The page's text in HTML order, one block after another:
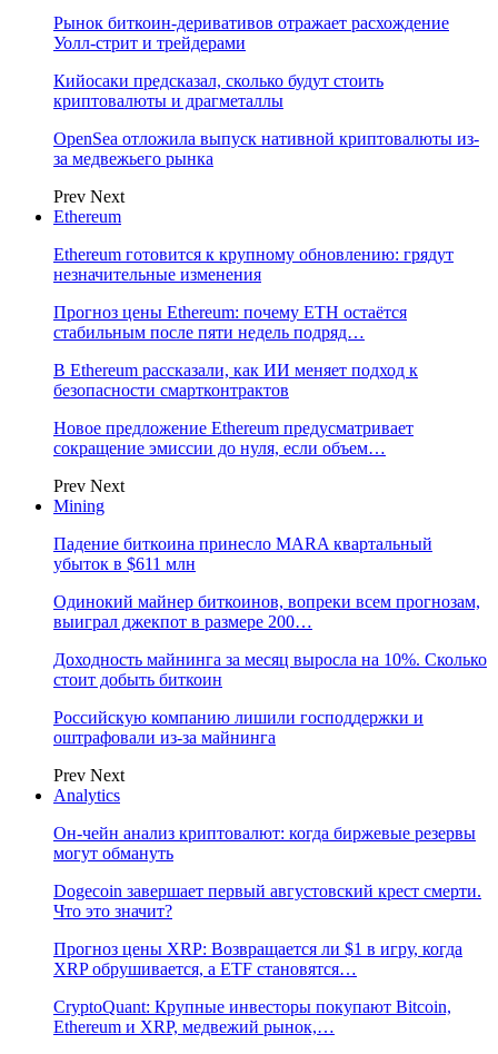
Рынок биткоин-деривативов отражает расхождение
Уолл-стрит и трейдерами
Кийосаки предсказал, сколько будут стоить
криптовалюты и драгметаллы
OpenSea отложила выпуск нативной криптовалюты из-
за медвежьего рынка
Prev Next
Ethereum
Ethereum готовится к крупному обновлению: грядут
незначительные изменения
Прогноз цены Ethereum: почему ETH остаётся
стабильным после пяти недель подряд…
В Ethereum рассказали, как ИИ меняет подход к
безопасности смартконтрактов
Новое предложение Ethereum предусматривает
сокращение эмиссии до нуля, если объем…
Prev Next
Mining
Падение биткоина принесло MARA квартальный
убыток в $611 млн
Одинокий майнер биткоинов, вопреки всем прогнозам,
выиграл джекпот в размере 200…
Доходность майнинга за месяц выросла на 10%. Сколько
стоит добыть биткоин
Российскую компанию лишили господдержки и
оштрафовали из-за майнинга
Prev Next
Analytics
Он-чейн анализ криптовалют: когда биржевые резервы
могут обмануть
Dogecoin завершает первый августовский крест смерти.
Что это значит?
Прогноз цены XRP: Возвращается ли $1 в игру, когда
XRP обрушивается, а ETF становятся…
CryptoQuant: Крупные инвесторы покупают Bitcoin,
Ethereum и XRP, медвежий рынок,…